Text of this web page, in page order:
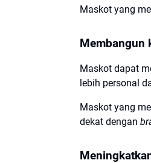
Maskot yang
Membangun
Maskot dapat
lebih personal
Maskot yang
dekat dengan